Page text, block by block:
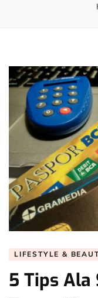
LIFESTYLE &
5 Tips Ala